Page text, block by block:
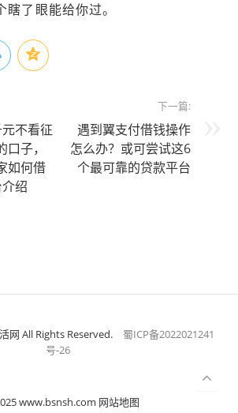
了眼能给你过。
不看征
子，
如何借
绍
下一篇:
遇到翼支付借钱操作
怎么办？或可尝试这6
个最可靠的贷款平台
网 All Rights Reserved.
蜀ICP备2022021241
号-26
www.bsnsh.com 网站地图